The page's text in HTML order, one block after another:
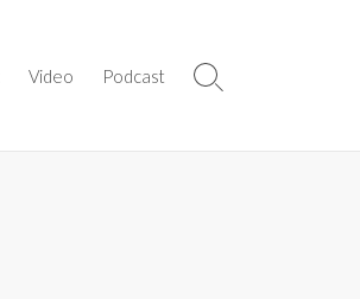
Video Podcast
Search